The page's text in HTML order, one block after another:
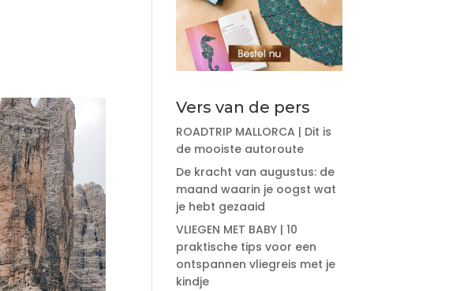
Vers van de pers
ROADTRIP MALLORCA | Dit is
de mooiste autoroute
De kracht van augustus: de
maand waarin je oogst wat
je hebt gezaaid
VLIEGEN MET BABY | 10
praktische tips voor een
ontspannen vliegreis met je
kindje